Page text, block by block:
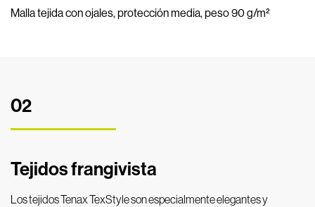
Malla tejida con ojales, protección media, peso 90 g/m²
02
Tejidos frangivista
Los tejidos Tenax TexStyle son especialmente elegantes y